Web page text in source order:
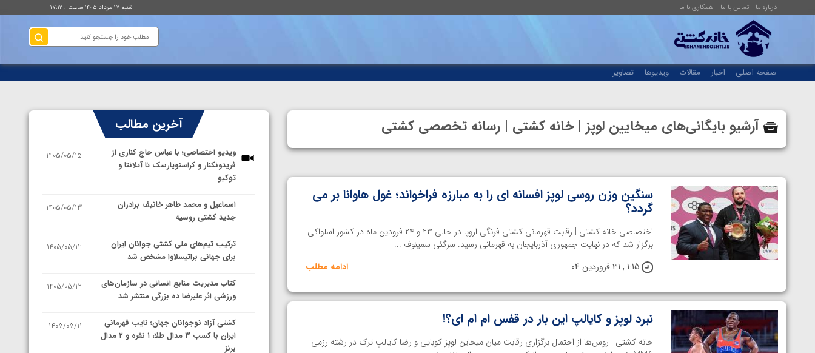
درباره ما تماس با ما همکاری با ما شنبه ۱۷ مرداد ۱۴۰۵ ساعت : ۱۷:۱۲
صفحه اصلی اخبار مقالات ویدیوها تصاویر
آرشیو بایگانی‌های میخایین لوپز | خانه کشتی | رسانه تخصصی کشتی
سنگین وزن روسی لوپز افسانه ای را به مبارزه فراخواند؛ غول هاوانا بر می
گردد؟
اختصاصی خانه کشتی | رقابت قهرمانی کشتی فرنگی اروپا در حالی ۲۳ و ۲۴ فرودین ماه در کشور اسلواکی
برگزار شد که در نهایت جمهوری آذربایجان به قهرمانی رسید. سرگئی سمینوف ...
1:15 , 31 فروردین 04
ادامه مطلب
نبرد لوپز و کایالپ این بار در قفس ام ام ای؟!
خانه کشتی | روس‌ها از احتمال برگزاری رقابت میان میخاین لوپز کوبایی و رضا کایالپ ترک در رشته رزمی
آخرین مطالب
ویدیو اختصاصی؛ با عباس حاج کناری از
فریدونکنار و کراسنویارسک تا آتلانتا و
توکیو
1405/05/15
اسماعیل و محمد طاهر خانیف برادران
جدید کشتی روسیه
1405/05/13
ترکیب تیم‌های ملی کشتی جوانان ایران
برای جهانی براتیسلاوا مشخص شد
1405/05/12
کتاب مدیریت منابع انسانی در سازمان‌های
ورزشی اثر علیرضا ده بزرگی منتشر شد
1405/05/12
کشتی آزاد نوجوانان جهان؛ نایب قهرمانی
ایران با کسب ۳ مدال طلا، ۱ نقره و ۲ مدال
برنز
1405/05/11